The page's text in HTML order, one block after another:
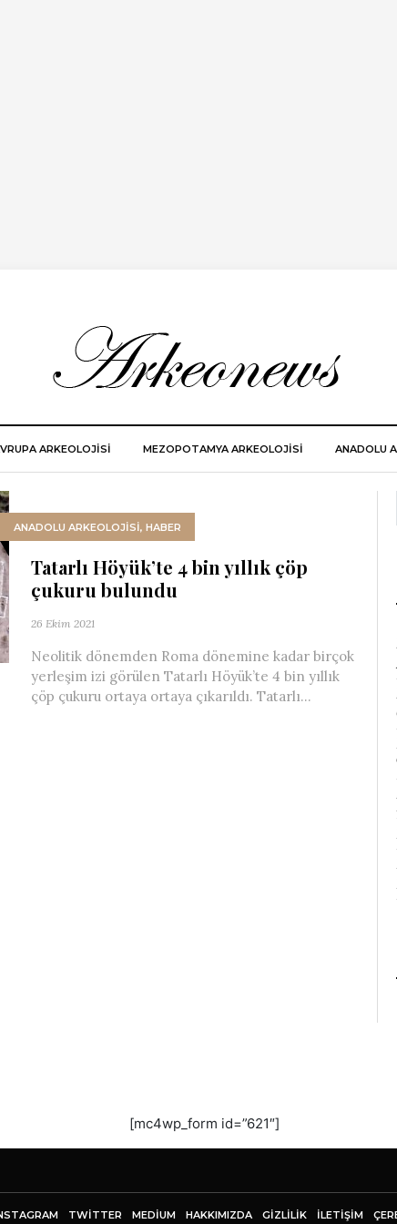
ARKEOLOJISI MEZOPOTAMYA ARKEOLOJISI ANADOLU
ANADOLU ARKEOLOJİSİ, HABER
Tatarlı Höyük’te 4 bin yıllık çöp
çukuru bulundu
26 Ekim 2021
Neolitik dönemden Roma dönemine kadar birçok
yerleşim izi görülen Tatarlı Höyük’te 4 bin yıllık
çöp çukuru ortaya ortaya çıkarıldı. Tatarlı...
[mc4wp_form id=”621″]
TWITTER MEDIUM HAKKIMIZDA GİZLİLİK İLETIŞIM